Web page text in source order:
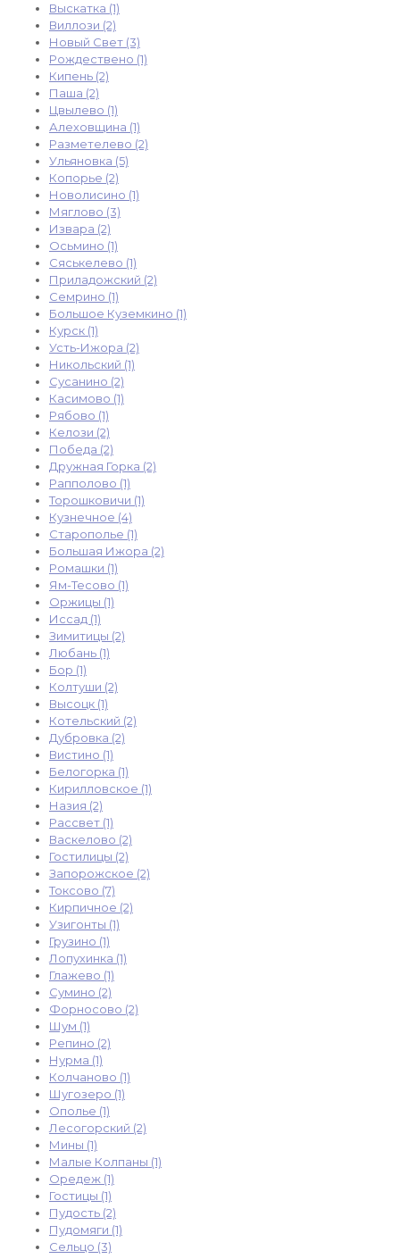
Выскатка (1)
Виллози (2)
Новый Свет (3)
Рождествено (1)
Кипень (2)
Паша (2)
Цвылево (1)
Алеховщина (1)
Разметелево (2)
Ульяновка (5)
Копорье (2)
Новолисино (1)
Мяглово (3)
Извара (2)
Осьмино (1)
Сяськелево (1)
Приладожский (2)
Семрино (1)
Большое Куземкино (1)
Курск (1)
Усть-Ижора (2)
Никольский (1)
Сусанино (2)
Касимово (1)
Рябово (1)
Келози (2)
Победа (2)
Дружная Горка (2)
Рапполово (1)
Торошковичи (1)
Кузнечное (4)
Старополье (1)
Большая Ижора (2)
Ромашки (1)
Ям-Тесово (1)
Оржицы (1)
Иссад (1)
Зимитицы (2)
Любань (1)
Бор (1)
Колтуши (2)
Высоцк (1)
Котельский (2)
Дубровка (2)
Вистино (1)
Белогорка (1)
Кирилловское (1)
Назия (2)
Рассвет (1)
Васкелово (2)
Гостилицы (2)
Запорожское (2)
Токсово (7)
Кирпичное (2)
Узигонты (1)
Грузино (1)
Лопухинка (1)
Глажево (1)
Сумино (2)
Форносово (2)
Шум (1)
Репино (2)
Нурма (1)
Колчаново (1)
Шугозеро (1)
Ополье (1)
Лесогорский (2)
Мины (1)
Малые Колпаны (1)
Оредеж (1)
Гостицы (1)
Пудость (2)
Пудомяги (1)
Сельцо (3)